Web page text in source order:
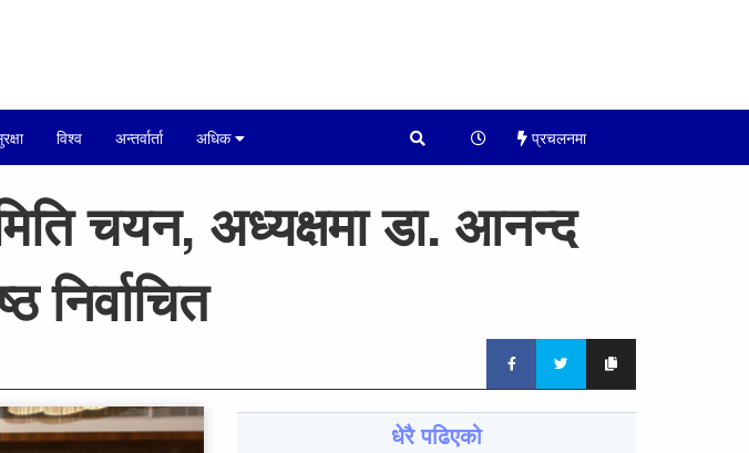
विश्व अन्तर्वार्ता अधिक प्रचलनमा
चयन, अध्यक्षमा डा. आनन्द
निर्वाचित
धेरै पढिएको